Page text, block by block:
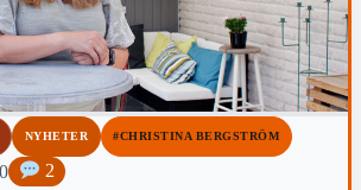
NYHETER #CHRISTINA BERGSTRÖM
2